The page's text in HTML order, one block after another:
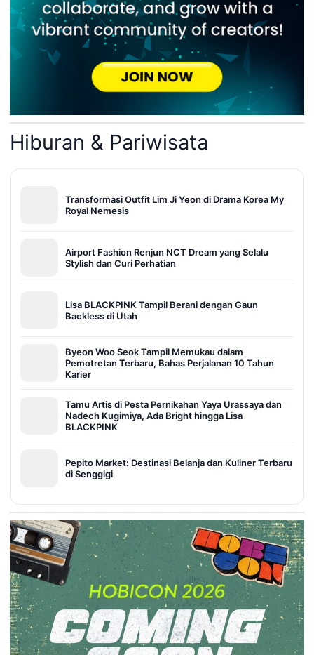
Hiburan & Pariwisata
Transformasi Outfit Lim Ji Yeon di Drama Korea My
Royal Nemesis
Airport Fashion Renjun NCT Dream yang Selalu
Stylish dan Curi Perhatian
Lisa BLACKPINK Tampil Berani dengan Gaun
Backless di Utah
Byeon Woo Seok Tampil Memukau dalam
Pemotretan Terbaru, Bahas Perjalanan 10 Tahun
Karier
Tamu Artis di Pesta Pernikahan Yaya Urassaya dan
Nadech Kugimiya, Ada Bright hingga Lisa
BLACKPINK
Pepito Market: Destinasi Belanja dan Kuliner Terbaru
di Senggigi